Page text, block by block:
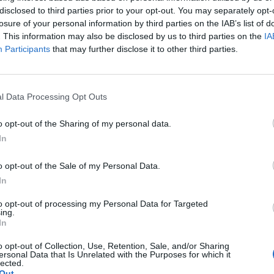
to third parties prior to your opt-out. You may separately
of your personal information by third parties on the IAB’s list of
This information may also be disclosed by us to third parties on the
Participants that may further disclose it to other third parties.
Data Processing Opt Outs
opt-out of the Sharing of my personal data.
opt-out of the Sale of my Personal Data.
opt-out of processing my Personal Data for Targeted
opt-out of Collection, Use, Retention, Sale, and/or Sharing
Data that Is Unrelated with the Purposes for which it
a magyar középosztály európai helyzetének
statisztikákra támaszkodva. Az adatokból világosan
véleményét tükrözik, amelyek nem feltétlenül esnek
portfolio.hu hírarchívumához tartozik, melynek olvasása
tartalmazza:
cikkarchívum
elmúlt 2 év napon belüli